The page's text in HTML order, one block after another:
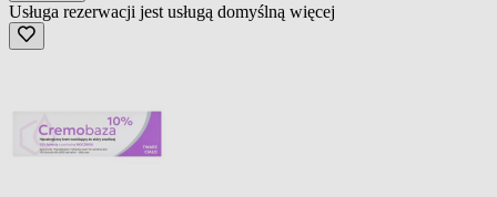
Usługa rezerwacji jest usługą domyślną więcej